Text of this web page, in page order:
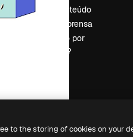
Vender conteúdo
Sala de imprensa
Procurando por
magnific.ai?
to the storing of cookies on your